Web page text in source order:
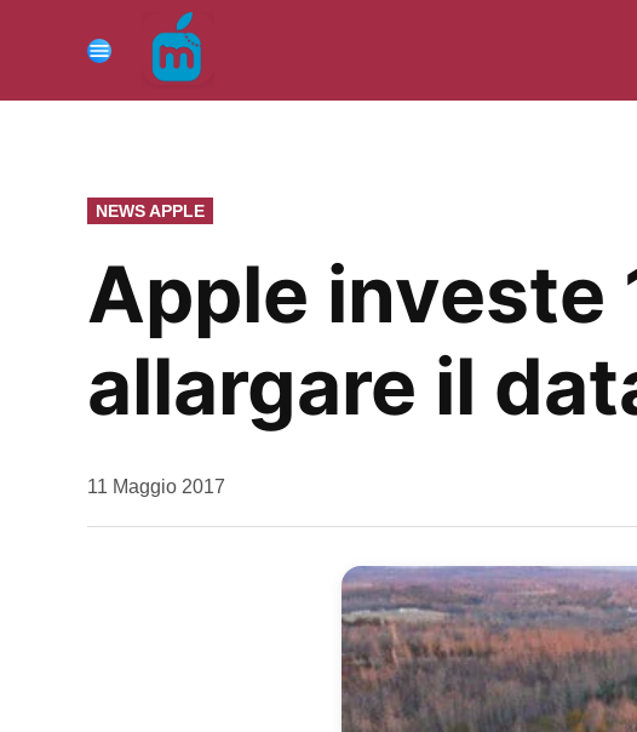
contenuto
Menu
PUBBLICATO
IN
NEWS APPLE
Apple investe
allargare il
da
11 Maggio 2017